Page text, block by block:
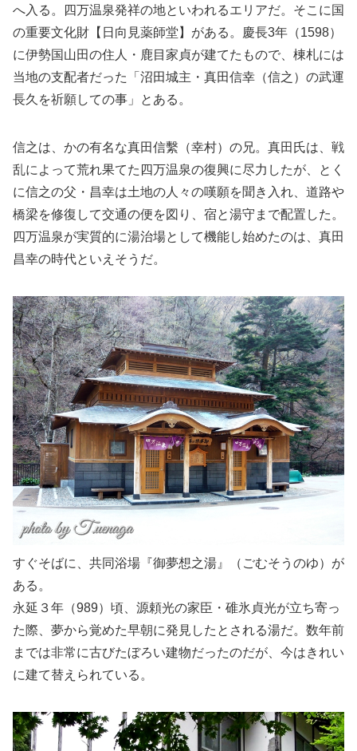
へ入る。四万温泉発祥の地といわれるエリアだ。そこに国
の重要文化財【日向見薬師堂】がある。慶長3年（1598）
に伊勢国山田の住人・鹿目家貞が建てたもので、棟札には
当地の支配者だった「沼田城主・真田信幸（信之）の武運
長久を祈願しての事」とある。
信之は、かの有名な真田信繫（幸村）の兄。真田氏は、戦
乱によって荒れ果てた四万温泉の復興に尽力したが、とく
に信之の父・昌幸は土地の人々の嘆願を聞き入れ、道路や
橋梁を修復して交通の便を図り、宿と湯守まで配置した。
四万温泉が実質的に湯治場として機能し始めたのは、真田
昌幸の時代といえそうだ。
すぐそばに、共同浴場『御夢想之湯』（ごむそうのゆ）が
ある。
永延３年（989）頃、源頼光の家臣・碓氷貞光が立ち寄っ
た際、夢から覚めた早朝に発見したとされる湯だ。数年前
までは非常に古びたぼろい建物だったのだが、今はきれい
に建て替えられている。